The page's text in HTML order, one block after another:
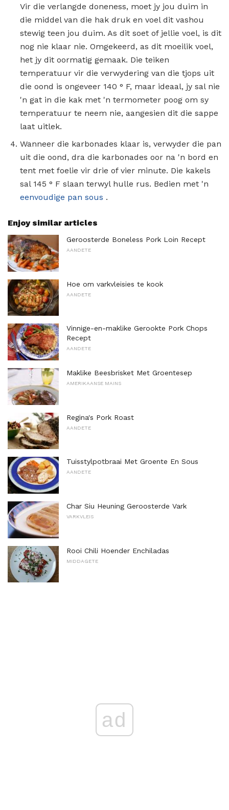
Vir die verlangde doneness, moet jy jou duim in
die middel van die hak druk en voel dit vashou
stewig teen jou duim. As dit soet of jellie voel, is dit
nog nie klaar nie. Omgekeerd, as dit moeilik voel,
het jy dit oormatig gemaak. Die teiken
temperatuur vir die verwydering van die tjops uit
die oond is ongeveer 140 ° F, maar ideaal, jy sal nie
'n gat in die kak met 'n termometer poog om sy
temperatuur te neem nie, aangesien dit die sappe
laat uitlek.
Wanneer die karbonades klaar is, verwyder die pan
uit die oond, dra die karbonades oor na 'n bord en
tent met foelie vir drie of vier minute. Die kakels
sal 145 ° F slaan terwyl hulle rus. Bedien met 'n
eenvoudige pan sous .
Enjoy similar articles
Geroosterde Boneless Pork Loin Recept
AANDETE
Hoe om varkvleisies te kook
AANDETE
Vinnige-en-maklike Gerookte Pork Chops
Recept
AANDETE
Maklike Beesbrisket Met Groentesep
AMERIKAANSE MAINS
Regina's Pork Roast
AANDETE
Tuisstylpotbraai Met Groente En Sous
AANDETE
Char Siu Heuning Geroosterde Vark
VARKVLEIS
Rooi Chili Hoender Enchiladas
MIDDAGETE
ad